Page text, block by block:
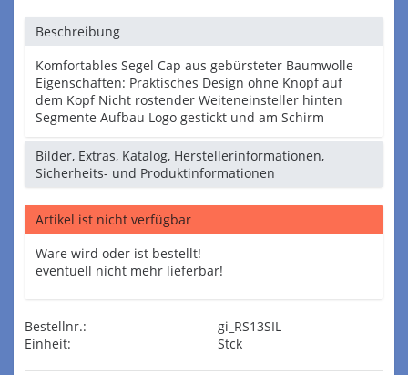
Beschreibung
Komfortables Segel Cap aus gebürsteter Baumwolle
Eigenschaften: Praktisches Design ohne Knopf auf
dem Kopf Nicht rostender Weiteneinsteller hinten
Segmente Aufbau Logo gestickt und am Schirm
Bilder, Extras, Katalog, Herstellerinformationen,
Sicherheits- und Produktinformationen
Artikel ist nicht verfügbar
Ware wird oder ist bestellt!
eventuell nicht mehr lieferbar!
Bestellnr.:
gi_RS13SIL
Einheit:
Stck